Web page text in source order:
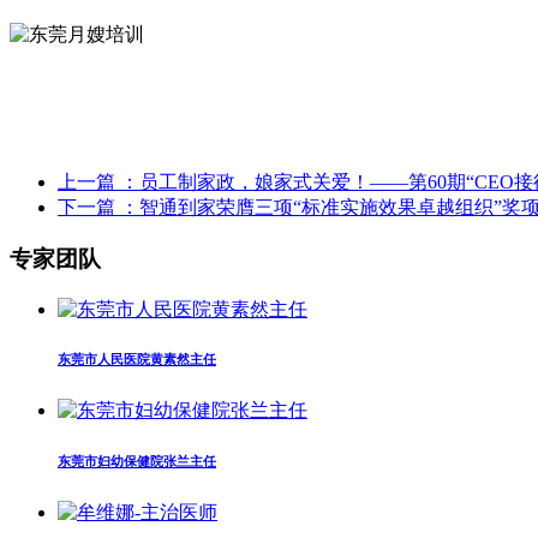
上一篇
：员工制家政，娘家式关爱！——第60期“CEO接
下一篇
：智通到家荣膺三项“标准实施效果卓越组织”奖项
专家团队
东莞市人民医院黄素然主任
东莞市妇幼保健院张兰主任